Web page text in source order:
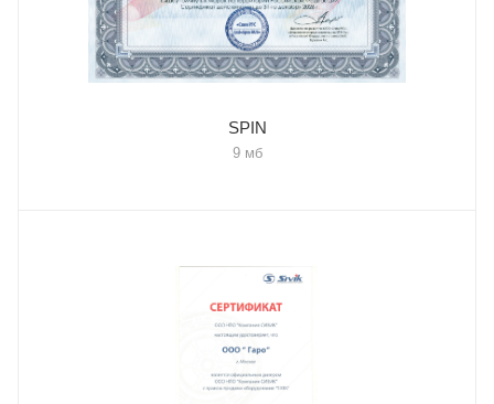
SPIN
9 мб